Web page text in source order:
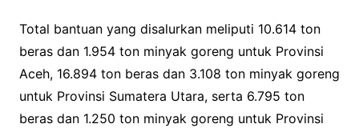
Total bantuan yang disalurkan meliputi 10.614 ton
beras dan 1.954 ton minyak goreng untuk Provinsi
Aceh, 16.894 ton beras dan 3.108 ton minyak goreng
untuk Provinsi Sumatera Utara, serta 6.795 ton
beras dan 1.250 ton minyak goreng untuk Provinsi